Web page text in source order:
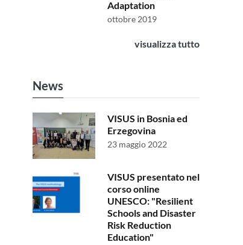
Adaptation
ottobre 2019
visualizza tutto
News
VISUS in Bosnia ed
Erzegovina
23 maggio 2022
VISUS presentato nel
corso online
UNESCO: "Resilient
Schools and Disaster
Risk Reduction
Education"